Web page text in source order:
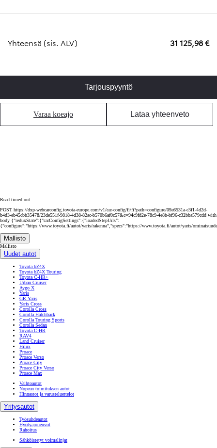
Yhteensä (sis. ALV) 31 125,98 €
Tarjouspyyntö
Varaa koeajo Lataa yhteenveto
Read timed out
POST https://dxp-webcarconfig.toyota-europe.com/v1/car-config/fi/fi?path=configure/09a6531a-c3f1-4d2d-
b4d3-eb45cbb35478/23de551f-9818-4d38-82ac-b570b6af0c57&c=94c9fd2e-78c9-4e8b-bf96-c32bba579cdd with
body {"reduxState":{"carConfigSettings":{"loadedStepUrls":
{"configure":"https://www.toyota.fi/autot/yaris/rakenna","specs":"https://www.toyota.fi/autot/yaris/
Mallisto
Mallisto
Uudet autot
Toyota bZ4X
Toyota bZ4X Touring
Toyota C-HR+
Urban Cruiser
Aygo X
Yaris
GR Yaris
Yaris Cross
Corolla Cross
Corolla Hatchback
Corolla Touring Sports
Corolla Sedan
Toyota C-HR
RAV4
Land Cruiser
Hilux
Proace
Proace Verso
Proace City
Proace City Verso
Proace Max
Vaihtoautot
Nopean toimituksen autot
Hinnastot ja varusteluettelot
Yritysautot
Työsuhdeautot
Hyötyajoneuvot
Rahoitus
Sähköistetyt voimalinjat